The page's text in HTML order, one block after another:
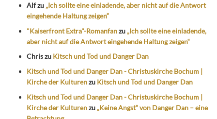
Alfzu „Ich sollte eine einladende, aber nicht auf die Antwort
eingehende Haltung zeigen“
"Kaiserfront Extra"-Romanfanzu „Ich sollte eine einladende,
aber nicht auf die Antwort eingehende Haltung zeigen“
Chriszu Kitsch und Tod und Danger Dan
Kitsch und Tod und Danger Dan - Christuskirche Bochum |
Kirche der Kulturenzu Kitsch und Tod und Danger Dan
Kitsch und Tod und Danger Dan - Christuskirche Bochum |
Kirche der Kulturenzu „Keine Angst“ von Danger Dan – eine